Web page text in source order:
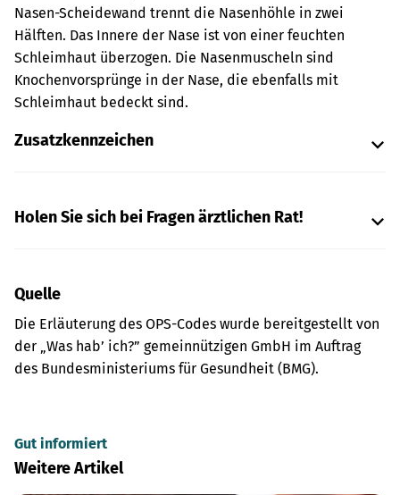
Nasen-Scheidewand trennt die Nasenhöhle in zwei
Hälften. Das Innere der Nase ist von einer feuchten
Schleimhaut überzogen. Die Nasenmuscheln sind
Knochenvorsprünge in der Nase, die ebenfalls mit
Schleimhaut bedeckt sind.
Zusatzkennzeichen
Holen Sie sich bei Fragen ärztlichen Rat!
Quelle
Die Erläuterung des OPS-Codes wurde bereitgestellt von
der „Was hab’ ich?” gemeinnützigen GmbH im Auftrag
des Bundesministeriums für Gesundheit (BMG).
Gut informiert
Weitere Artikel